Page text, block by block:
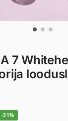
7
-31%